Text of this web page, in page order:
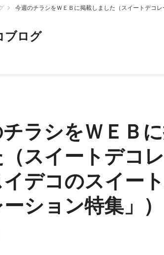
今週のチラシをＷＥＢに掲載しました（スイートデコ
ブログ
ラシをＷＥＢ
（スイートデコ
デコのスイー
ション特集」）